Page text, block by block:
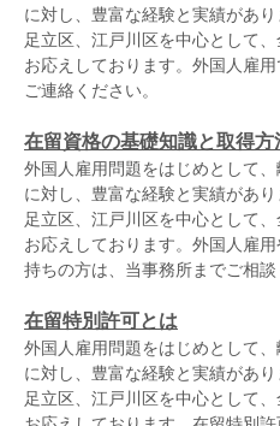
に対し、豊富な経験と実績があり
足立区、江戸川区を中心として
お応えしております。外国人雇
ご連絡ください。
在留資格の基礎知識と取得方
外国人雇用問題をはじめとして
に対し、豊富な経験と実績があり
足立区、江戸川区を中心として
お応えしております。外国人雇
持ちの方は、当事務所までご相談
在留特別許可とは
外国人雇用問題をはじめとして
に対し、豊富な経験と実績があり
足立区、江戸川区を中心として